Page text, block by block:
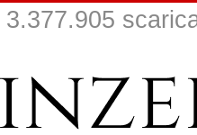
3.377.905